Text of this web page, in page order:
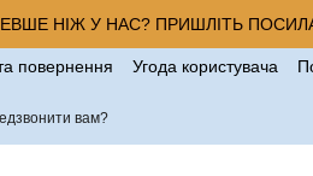
НІЖ У НАС? ПРИШЛІТЬ
повернення Угода користувача
вам?